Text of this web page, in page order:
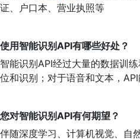
证、户口本、营业执照等
使用智能识别API有哪些好处？
智能识别API经过大量的数据训
位和识别；对于语音和文本，
您对智能识别API有何期望？
伴随深度学习、计算机视觉、自